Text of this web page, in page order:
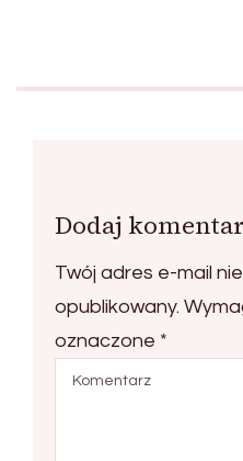
Dodaj
Twój adres e-mail
opublikowany.
oznaczone *